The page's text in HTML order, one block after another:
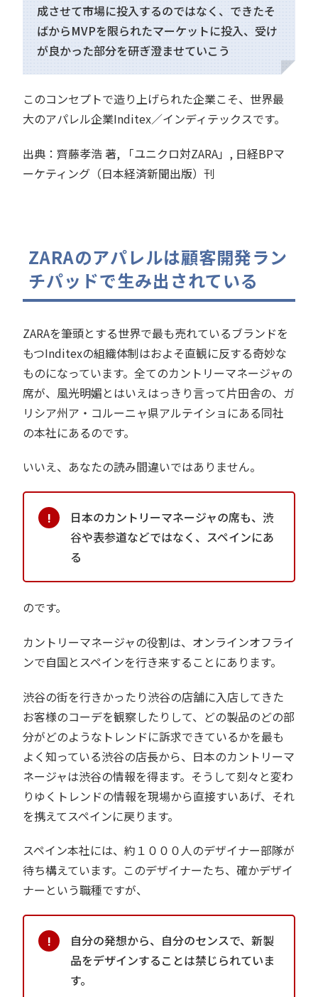
成させて市場に投入するのではなく、できたそ
ばからMVPを限られたマーケットに投入、受け
が良かった部分を研ぎ澄ませていこう
このコンセプトで造り上げられた企業こそ、世界最
大のアパレル企業Inditex／インディテックスです。
出典：齊藤孝浩 著, 「ユニクロ対ZARA」, 日経BPマ
ーケティング（日本経済新聞出版）刊
ZARAのアパレルは顧客開発ラン
チパッドで生み出されている
ZARAを筆頭とする世界で最も売れているブランドを
もつInditexの組織体制はおよそ直観に反する奇妙な
ものになっています。全てのカントリーマネージャの
席が、風光明媚とはいえはっきり言って片田舎の、ガ
リシア州ア・コルーニャ県アルテイショにある同社
の本社にあるのです。
いいえ、あなたの読み間違いではありません。
日本のカントリーマネージャの席も、渋
谷や表参道などではなく、スペインにあ
る
のです。
カントリーマネージャの役割は、オンラインオフライ
ンで自国とスペインを行き来することにあります。
渋谷の街を行きかったり渋谷の店舗に入店してきた
お客様のコーデを観察したりして、どの製品のどの部
分がどのようなトレンドに訴求できているかを最も
よく知っている渋谷の店長から、日本のカントリーマ
ネージャは渋谷の情報を得ます。そうして刻々と変わ
りゆくトレンドの情報を現場から直接すいあげ、それ
を携えてスペインに戻ります。
スペイン本社には、約１０００人のデザイナー部隊が
待ち構えています。このデザイナーたち、確かデザイ
ナーという職種ですが、
自分の発想から、自分のセンスで、新製
品をデザインすることは禁じられていま
す。